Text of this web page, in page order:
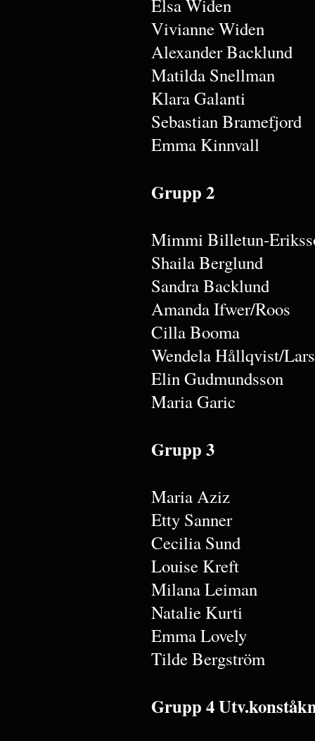
Elsa Widen
Vivianne Widen
Alexander Backlund
Matilda Snellman
Klara Galanti
Sebastian Bramefjord
Emma Kinnvall
Grupp 2
Mimmi Billetun-
Shaila Berglund
Sandra Backlund
Amanda Ifwer/Roos
Cilla Booma
Wendela Hållqvist/
Elin Gudmundsson
Maria Garic
Grupp 3
Maria Aziz
Etty Sanner
Cecilia Sund
Louise Kreft
Milana Leiman
Natalie Kurti
Emma Lovely
Tilde Bergström
Grupp 4